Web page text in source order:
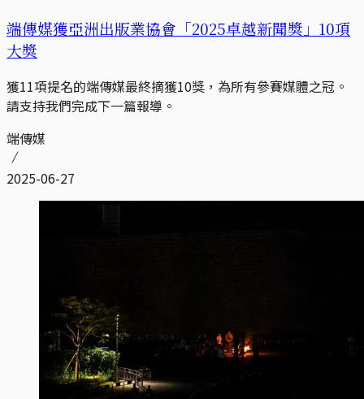
端傳媒獲亞洲出版業協會「2025卓越新聞獎」10項
大獎
獲11項提名的端傳媒最終摘獲10獎，為所有參賽媒體之冠。
請支持我們完成下一篇報導。
端傳媒
2025-06-27